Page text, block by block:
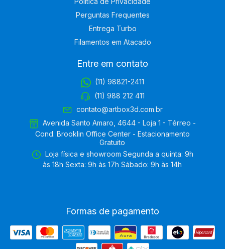
Perguntas Frequentes
Entrega Turbo
Filamentos em Atacado
Entre em contato
(11) 98821-2411
(11) 988 212 411
contato@artbox3d.com.br
Avenida Santo Amaro, 4644 - Loja 1 - Térreo -
Cond. Brooklin Office Center - Estacionamento
Gratuito
Loja física e showroom Segunda a quinta: 9h
às 18h Sexta: 9h às 17h Sábado: 9h às 14h
Formas de pagamento